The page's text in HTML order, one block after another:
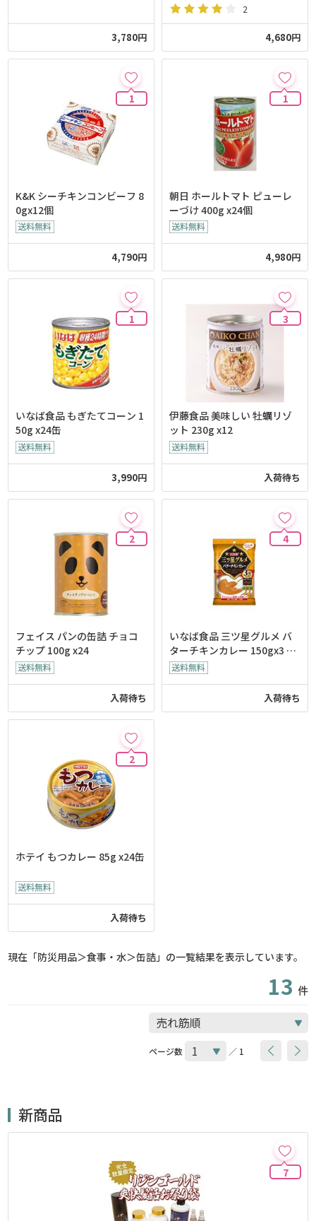
3,780円
2
4,680円
1
K&K シーチキンコンビーフ 8
0gx12個
4,790円
1
朝日 ホールトマト ピューレ
ーづけ 400g x24個
4,980円
1
いなば食品 もぎたてコーン 1
50g x24缶
3,990円
3
伊藤食品 美味しい 牡蠣リゾ
ット 230g x12
入荷待ち
2
フェイス パンの缶詰 チョコ
チップ 100g x24
入荷待ち
4
いなば食品 三ツ星グルメ バ
ターチキンカレー 150gx3 x1
2個
入荷待ち
2
ホテイ もつカレー 85g x24缶
入荷待ち
現在「防災用品＞食事・水＞缶詰」の一覧結果を表示しています。
13 件
ページ数 ／ 1
新商品
7